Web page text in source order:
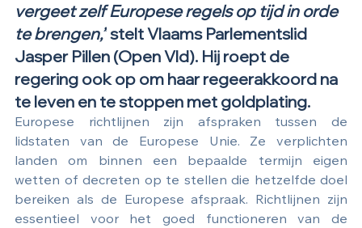
vergeet zelf Europese regels op tijd in orde
te brengen,” stelt Vlaams Parlementslid
Jasper Pillen (Open Vld). Hij roept de
regering ook op om haar regeerakkoord na
te leven en te stoppen met goldplating.
Europese richtlijnen zijn afspraken tussen de
lidstaten van de Europese Unie. Ze verplichten
landen om binnen een bepaalde termijn eigen
wetten of decreten op te stellen die hetzelfde doel
bereiken als de Europese afspraak. Richtlijnen zijn
essentieel voor het goed functioneren van de